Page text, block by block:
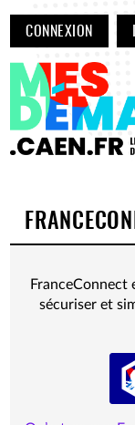
CONNEXION
FranceConnect
sécuriser et